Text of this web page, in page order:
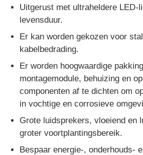
Uitgerust met ultraheldere LED-
levensduur.
Er kan worden gekozen voor
kabelbedrading.
Er worden hoogwaardige
montagemodule, behuizing en
componenten af ​​te dichten om
in vochtige en corrosieve
Grote luidsprekers, vloeiend en
groter voortplantingsbereik.
Bespaar energie-, onderhouds-